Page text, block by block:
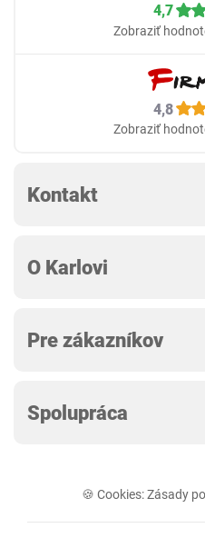
4,7
Zobraziť
4,8
Zobraziť
Kontakt
O Karlovi
Pre zákazníkov
Spolupráca
🍪 Cookies:Zásady